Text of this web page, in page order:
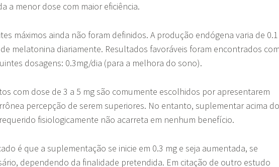
a menor dose com maior eficiência.
máximos ainda não foram definidos. A produção endógena varia de
melatonina diariamente. Resultados favoráveis foram encontrados
dosagens: 0.3mg/dia (para a melhora do sono).
com dose de 3 a 5 mg são comumente escolhidos por apresentarem
percepção de serem superiores. No entanto, suplementar acima do
fisiologicamente não acarreta em nenhum benefício.
é que a suplementação se inicie em 0.3 mg e seja aumentada, se
dependendo da finalidade pretendida. Em citação de outro estudo